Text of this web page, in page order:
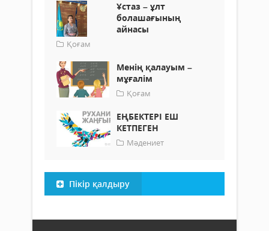
Ұстаз – ұлт
болашағының
айнасы
Қоғам
Менің қалауым –
мұғалім
Қоғам
ЕҢБЕКТЕРІ ЕШ
КЕТПЕГЕН
Мәдениет
Пікір қалдыру